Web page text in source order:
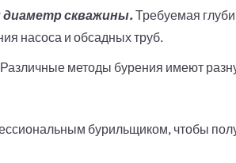
диаметр скважины.Требуемая
насоса и обсадных труб.
Различные методы бурения имеют
бурильщиком, чтобы